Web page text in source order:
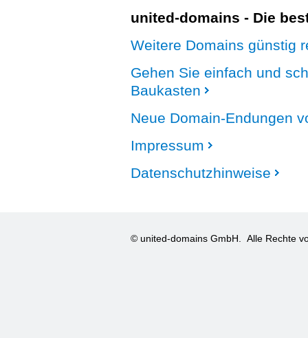
united-domains - Die
Weitere Domains günstig
Gehen Sie einfach und
Baukasten
Neue Domain-Endungen
Impressum
Datenschutzhinweise
© united-domains GmbH. Alle Rechte